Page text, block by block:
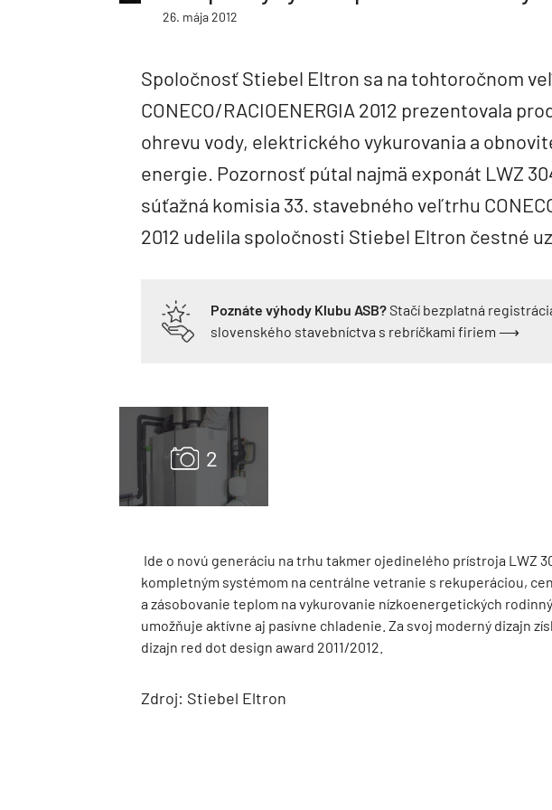
26. mája 2012
Spoločnosť Stiebel Eltron sa na tohtoročnom
CONECO/RACIOENERGIA 2012 prezentovala
ohrevu vody, elektrického vykurovania a
energie. Pozornosť pútal najmä exponát LWZ
súťažná komisia 33. stavebného veľtrhu
2012 udelila spoločnosti Stiebel Eltron čestné
Poznáte výhody Klubu ASB?Stačí bezplatná
slovenského stavebníctva s rebríčkami firiem ⟶
Ide o novú generáciu na trhu takmer ojedinelého prístroja LWZ
kompletným systémom na centrálne vetranie s rekuperáciou,
a zásobovanie teplom na vykurovanie nízkoenergetických
umožňuje aktívne aj pasívne chladenie. Za svoj moderný dizajn
dizajn red dot design award 2011/2012.
Zdroj: Stiebel Eltron